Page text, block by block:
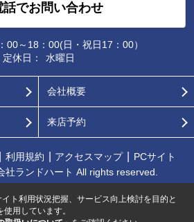
話でお問い合わせ
00～18：00(日・祝日17：00）
定休日：
水曜日
会社概要
来店予約
利用規約 アクセスマップ
PCサイト
社ランドハート All rights reserved.
ト利用状況把握、サービス向上検討を目的と
用しています。